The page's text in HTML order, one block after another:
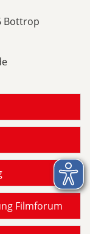
Bottrop
Filmforum